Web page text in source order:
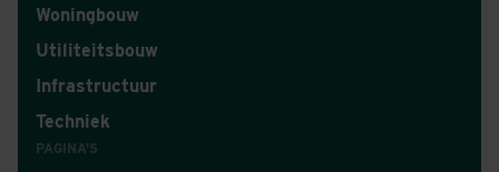
Woningbouw
Utiliteitsbouw
Infrastructuur
Techniek
PAGINA'S